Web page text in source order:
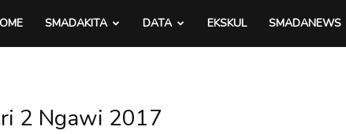
SMADAKITA DATA EKSKUL SMADANEWS
2 Ngawi 2017